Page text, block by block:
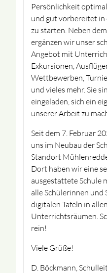
Persönlichkeit
und gut vorbereitet in
zu starten. Neben
ergänzen wir unser
Angebot mit
Exkursionen,
Wettbewerben,
und vieles mehr. Sie
eingeladen, sich ein
unserer Arbeit zu
Seit dem 7. Februar
uns im Neubau der
Standort
Dort haben wir eine
ausgestattete Schule
alle Schülerinnen und
digitalen Tafeln in allen
Unterrichtsräumen.
rein!
Viele Grüße!
D. Böckmann,